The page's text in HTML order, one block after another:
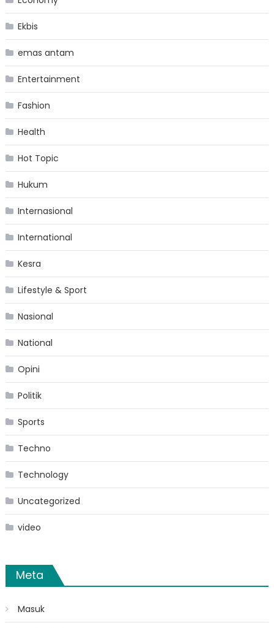
Ekbis
emas antam
Entertainment
Fashion
Health
Hot Topic
Hukum
Internasional
International
Kesra
Lifestyle & Sport
Nasional
National
Opini
Politik
Sports
Techno
Technology
Uncategorized
video
Meta
Masuk